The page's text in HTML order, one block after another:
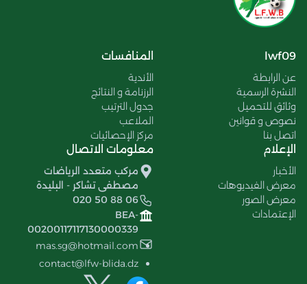
lwf09
عن الرابطة
النشرة الرسمية
وثائق للتحميل
نصوص و قوانين
اتصل بنا
المنافسات
الأندية
الرزنامة و النتائج
جدول الترتيب
الملاعب
مركز الإحصائيات
الإعلام
الأخبار
معرض الفيديوهات
معرض الصور
الإعتمادات
معلومات الاتصال
مركب متعدد الرياضات
مصطفى تشاكر - البليدة
020 50 88 06
BEA-
00200117117130000339
mas.sg@hotmail.com
contact@lfw-blida.dz